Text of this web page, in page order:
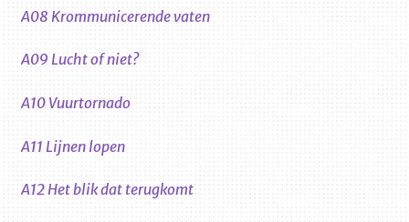
A08 Krommunicerende vaten
A09 Lucht of niet?
A10 Vuurtornado
A11 Lijnen lopen
A12 Het blik dat terugkomt